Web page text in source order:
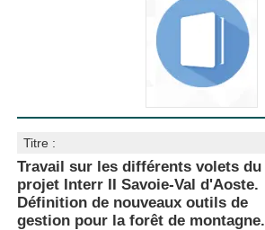
Titre :
Travail sur les différents volets du
projet Interr II Savoie-Val d'Aoste.
Définition de nouveaux outils de
gestion pour la forêt de montagne.